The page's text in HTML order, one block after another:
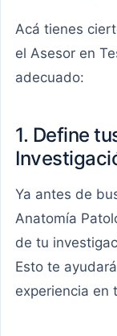
Acá tienes
el Asesor en
adecuado:
1. Define
Ya antes de
Anatomía
de tu
Esto te
experiencia en